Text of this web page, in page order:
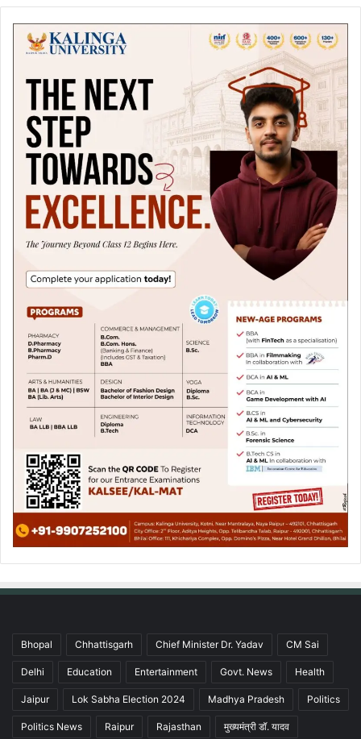
Bhopal Chhattisgarh Chief Minister Dr. Yadav CM Sai
Delhi Education Entertainment Govt. News Health
Jaipur Lok Sabha Election 2024 Madhya Pradesh Politics
Politics News Raipur Rajasthan मुख्यमंत्री डॉ. यादव